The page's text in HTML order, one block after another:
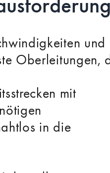
Oberleitungen,
mit
in die